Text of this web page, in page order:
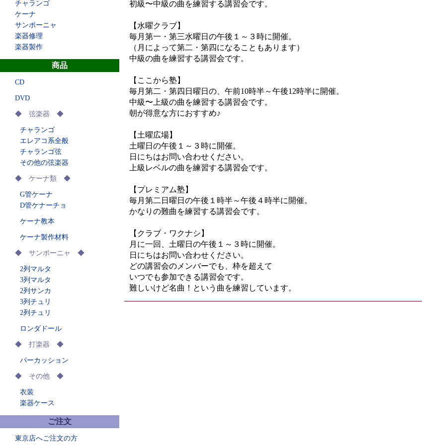
チャランゴ
ケーナ
サンポーニャ
楽器修理
楽器製作
商品
CD
DVD
◆ 弦楽器 ◆
チャランゴ
エレアコ系全般
チャランゴ弦
その他の弦楽器
◆ ケーナ類 ◆
G管ケーナ
D管ケナーチョ
ケーナ教本
ケーナ製作材料
◆ サンポーニャ ◆
2列マルタ
3列マルタ
2列サンカ
3列チュリ
2列チュリ
ロンダドール
◆ 打楽器 ◆
パーカッション
◆ その他 ◆
衣装
楽器ケース
ご注文
東京店へご注文の方
初級〜中級の曲を練習する講習会です。
【水曜クラブ】
毎月第一・第三水曜日の午後１～３時に開催。
（月によって第二・第四になることもあります）
中級の曲を練習する講習会です。
【ここから塾】
毎月第二・第四日曜日の、午前10時半～午後12時半に開催。
中級〜上級の曲を練習する講習会です。
朝が得意な方におすすめ♪
【土曜広場】
土曜日の午後１～３時に開催。
日にちはお問い合わせください。
上級レベルの曲を練習する講習会です。
【プレミアム塾】
毎月第二日曜日の午後１時半～午後４時半に開催。
かなりの難曲を練習する講習会です。
【クラブ・ワクナシ】
月に一回、土曜日の午後１～３時に開催。
日にちはお問い合わせください。
どの講習会のメンバーでも、枠を超えて
いつでも参加できる講習会です。
難しいけど名曲！という曲を練習しています。